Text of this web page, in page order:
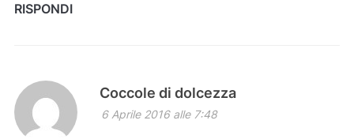
RISPONDI
Coccole di dolcezza
6 Aprile 2016 alle 7:48